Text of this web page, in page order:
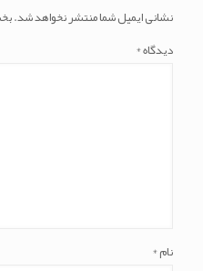
نشانی ایمیل شما منتشر نخواهد شد.
دیدگاه*
نام*